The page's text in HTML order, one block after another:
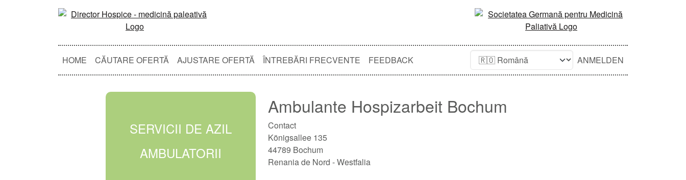
HOME CĂUTARE OFERTĂ AJUSTARE OFERTĂ ÎNTREBĂRI FRECVENTE FEEDBACK ANMELDEN
SERVICII DE AZIL
AMBULATORII
Ambulante Hospizarbeit Bochum
Contact
Königsallee 135
44789 Bochum
Renania de Nord - Westfalia